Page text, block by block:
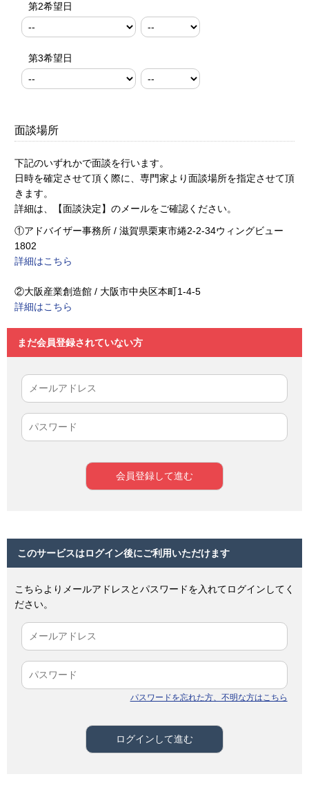
第2希望日
第3希望日
面談場所
下記のいずれかで面談を行います。
日時を確定させて頂く際に、専門家より面談場所を指定させて頂
きます。
詳細は、【面談決定】のメールをご確認ください。
①アドバイザー事務所 / 滋賀県栗東市綣2-2-34ウィングビュー
1802
詳細はこちら
②大阪産業創造館 / 大阪市中央区本町1-4-5
詳細はこちら
まだ会員登録されていない方
このサービスはログイン後にご利用いただけます
こちらよりメールアドレスとパスワードを入れてログインしてく
ださい。
パスワードを忘れた方、不明な方はこちら